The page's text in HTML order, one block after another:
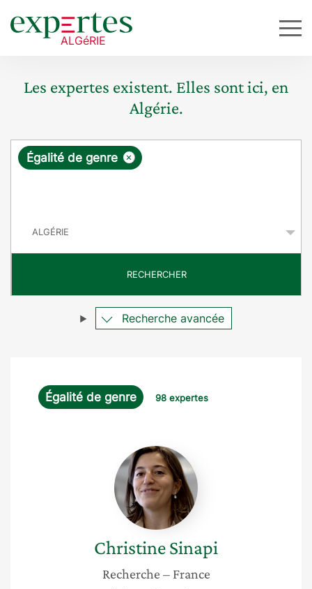
Les expertes existent. Elles sont ici, en
Algérie.
R
ê
e
×
Égalité de genre
RECHERCHER
Recherche avancée
Égalité de genre 98 expertes
Christine
Sinapi
ChristineSinapi
Recherche – France